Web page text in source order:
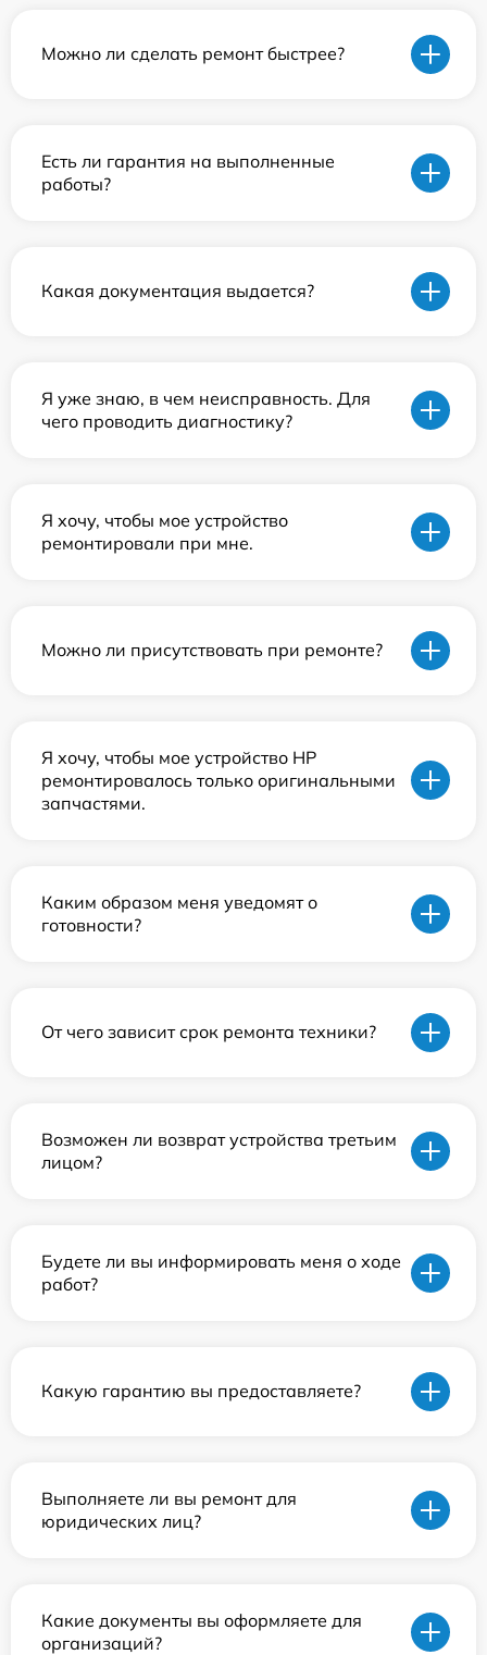
Можно ли сделать ремонт быстрее?
Есть ли гарантия на выполненные
работы?
Какая документация выдается?
Я уже знаю, в чем неисправность. Для
чего проводить диагностику?
Я хочу, чтобы мое устройство
ремонтировали при мне.
Можно ли присутствовать при ремонте?
Я хочу, чтобы мое устройство HP
ремонтировалось только оригинальными
запчастями.
Каким образом меня уведомят о
готовности?
От чего зависит срок ремонта техники?
Возможен ли возврат устройства третьим
лицом?
Будете ли вы информировать меня о ходе
работ?
Какую гарантию вы предоставляете?
Выполняете ли вы ремонт для
юридических лиц?
Какие документы вы оформляете для
организаций?